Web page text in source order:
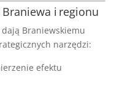
i regionu
Braniewskiemu
narzędzi:
efektu